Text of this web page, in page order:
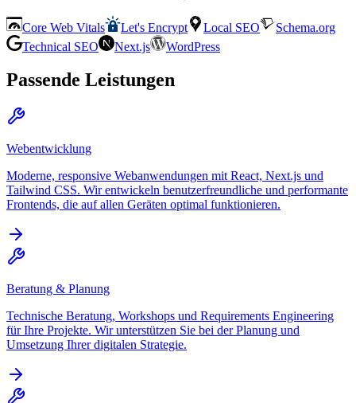
Core Web Vitals Let's Encrypt Local SEO
Schema.org
Technical SEO
Next.js WordPress
Passende Leistungen
Webentwicklung
Moderne, responsive Webanwendungen mit React, Next.js und
Tailwind CSS. Wir entwickeln benutzerfreundliche und performante
Frontends, die auf allen Geräten optimal funktionieren.
Beratung & Planung
Technische Beratung, Workshops und Requirements Engineering
für Ihre Projekte. Wir unterstützen Sie bei der Planung und
Umsetzung Ihrer digitalen Strategie.